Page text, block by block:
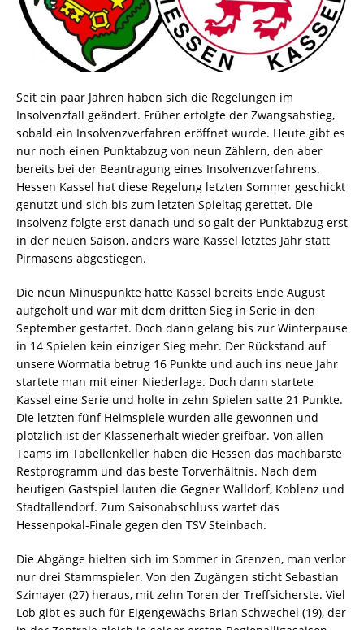
Seit ein paar Jahren haben sich die Regelungen im
Insolvenzfall geändert. Früher erfolgte der Zwangsabstieg,
sobald ein Insolvenzverfahren eröffnet wurde. Heute gibt es
nur noch einen Punktabzug von neun Zählern, den aber
bereits bei der Beantragung eines Insolvenzverfahrens.
Hessen Kassel hat diese Regelung letzten Sommer geschickt
genutzt und sich bis zum letzten Spieltag gerettet. Die
Insolvenz folgte erst danach und so galt der Punktabzug erst
in der neuen Saison, anders wäre Kassel letztes Jahr statt
Pirmasens abgestiegen.
Die neun Minuspunkte hatte Kassel bereits Ende August
aufgeholt und war mit dem dritten Sieg in Serie in den
September gestartet. Doch dann gelang bis zur Winterpause
in 14 Spielen kein einziger Sieg mehr. Der Rückstand auf
unsere Wormatia betrug 16 Punkte und auch ins neue Jahr
startete man mit einer Niederlage. Doch dann startete
Kassel eine Serie und holte in zehn Spielen satte 21 Punkte.
Die letzten fünf Heimspiele wurden alle gewonnen und
plötzlich ist der Klassenerhalt wieder greifbar. Von allen
Teams im Tabellenkeller haben die Hessen das machbarste
Restprogramm und das beste Torverhältnis. Nach dem
heutigen Gastspiel lauten die Gegner Walldorf, Koblenz und
Stadtallendorf. Zum Saisonabschluss wartet das
Hessenpokal-Finale gegen den TSV Steinbach.
Die Abgänge hielten sich im Sommer in Grenzen, man verlor
nur drei Stammspieler. Von den Zugängen sticht Sebastian
Szimayer (27) heraus, mit zehn Toren der Treffsicherste. Viel
Lob gibt es auch für Eigengewächs Brian Schwechel (19), der